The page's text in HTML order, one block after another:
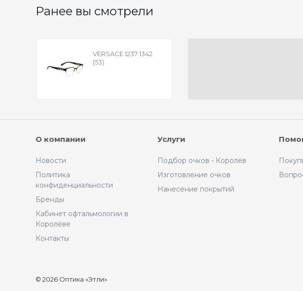
Ранее вы смотрели
VERSACE 1237 1342
(53)
О компании
Новости
Политика
конфиденциальности
Бренды
Кабинет офтальмологии в
Королёве
Контакты
Услуги
Подбор очков - Королёв
Изготовление очков
Нанесение покрытий
© 2026 Оптика «Этли»